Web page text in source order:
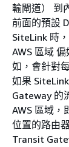
輸閘道） 到
前面的預設
SiteLink 時
AWS 區域
如，會針對
如果
Gateway 的
AWS 區域，
位置的路由
Transit